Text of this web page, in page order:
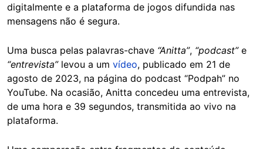
digitalmente e a plataforma de jogos difundida nas
mensagens não é segura.
Uma busca pelas palavras-chave “Anitta”, “podcast”e
“entrevista”levou a um vídeo, publicado em 21 de
agosto de 2023, na página do podcast “Podpah” no
YouTube. Na ocasião, Anitta concedeu uma entrevista,
de uma hora e 39 segundos, transmitida ao vivo na
plataforma.